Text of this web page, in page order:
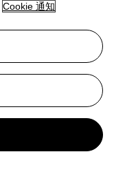
Cookie 通知